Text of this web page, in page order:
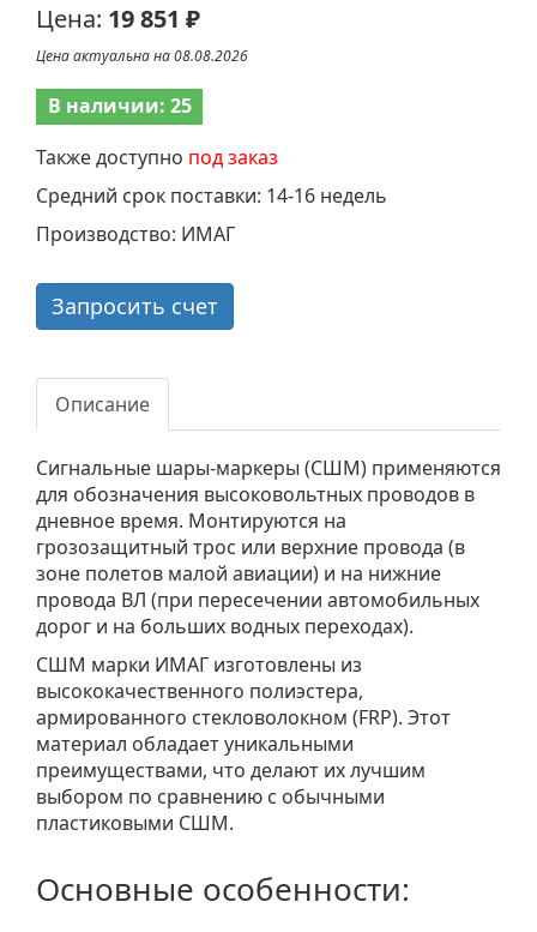
Цена: 19 851 ₽
Цена актуальна на 08.08.2026
В наличии: 25
Также доступно под заказ
Средний срок поставки: 14-16 недель
Производство: ИМАГ
Запросить счет
Описание
Сигнальные шары-маркеры (СШМ) применяются
для обозначения высоковольтных проводов в
дневное время. Монтируются на
грозозащитный трос или верхние провода (в
зоне полетов малой авиации) и на нижние
провода ВЛ (при пересечении автомобильных
дорог и на больших водных переходах).
СШМ марки ИМАГ изготовлены из
высококачественного полиэстера,
армированного стекловолокном (FRP). Этот
материал обладает уникальными
преимуществами, что делают их лучшим
выбором по сравнению с обычными
пластиковыми СШМ.
Основные особенности: